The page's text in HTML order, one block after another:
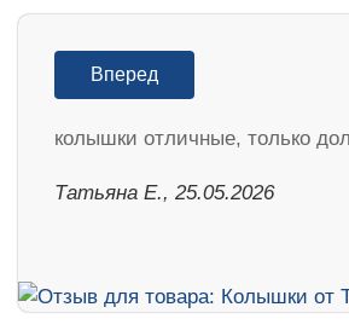
Вперед
колышки отличные, только
Татьяна Е., 25.05.2026